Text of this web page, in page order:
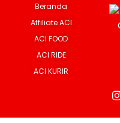
Beranda
Affiliate ACI
ACI FOOD
ACI RIDE
ACI KURIR